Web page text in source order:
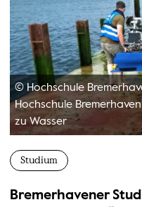
© Hochschule
Hochschule
zu Wasser
Studium
Bremerhavener